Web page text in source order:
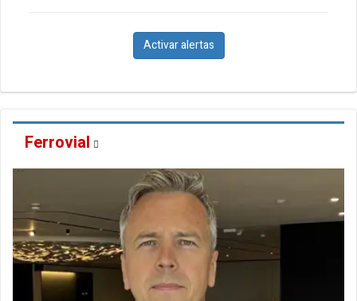
Activar alertas
Ferrovial